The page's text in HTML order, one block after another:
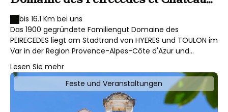
la Tulipe Noire
bis 16.1 Km bei uns
Das 1900 gegründete Familiengut Domaine des
PEIRECEDES liegt am Stadtrand von HYERES und TOULON im
Var in der Region Provence-Alpes-Côte d'Azur und
erstreckt seinen 50 Hektar großen Weinteppich zwischen
Cuers und Pierrefeu, am Tor zum Maures-Gebirge, im
Appellationsgebiet Côtes-de-Provence . Am Rande des
Mittelmeers, in der Nähe von Le Pradet, liegt Château La
Tulipe noire , das „Tochterhaus"" der PEIRECEDES, das seine
Lesen Sie mehr
Feste und Veranstaltungen